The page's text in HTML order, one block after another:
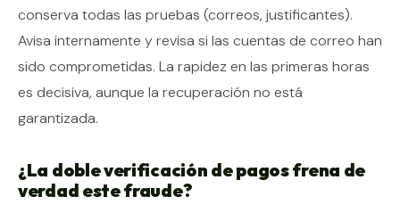
conserva todas las pruebas (correos, justificantes).
Avisa internamente y revisa si las cuentas de correo han
sido comprometidas. La rapidez en las primeras horas
es decisiva, aunque la recuperación no está
garantizada.
¿La doble verificación de pagos frena de
verdad este fraude?